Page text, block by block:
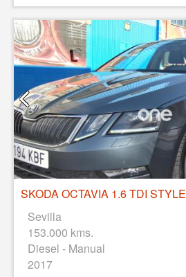
SKODA OCTAVIA 1.6 TDI STYLE
Sevilla
153.000 kms.
Diesel - Manual
2017